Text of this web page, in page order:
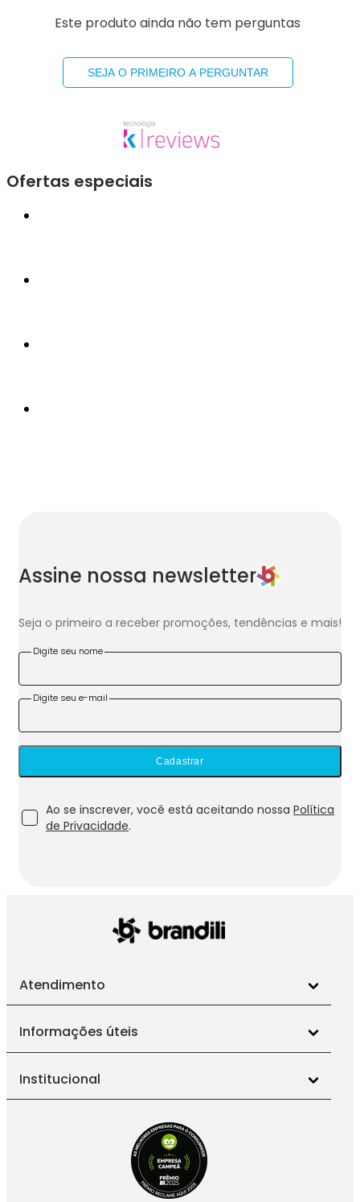
Este produto ainda não tem perguntas
SEJA O PRIMEIRO A PERGUNTAR
Ofertas especiais
Assine nossa newsletter
Seja o primeiro a receber promoções, tendências e mais!
Digite seu nome
Digite seu e-mail
Cadastrar
Ao se inscrever, você está aceitando nossa Política
de Privacidade.
Atendimento
Informações úteis
Institucional